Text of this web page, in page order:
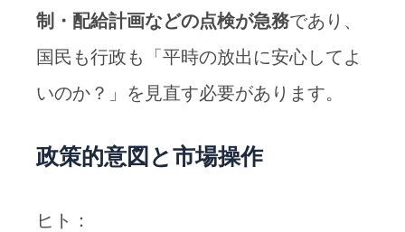
制・配給計画などの点検が急務であり、
国民も行政も「平時の放出に安心してよ
いのか？」を見直す必要があります。
政策的意図と市場操作
ヒト：